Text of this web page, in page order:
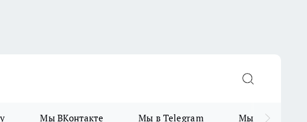
Мы ВКонтакте Мы в Telegram Мы в MAX